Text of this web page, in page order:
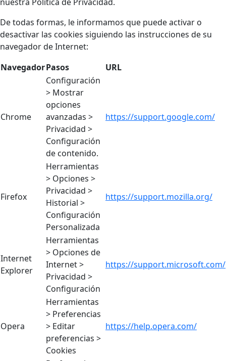
De todas formas, le informamos que puede activar o
desactivar las cookies siguiendo las instrucciones de su
navegador de Internet:
NavegadorPasos URL
Chrome
Configuración
> Mostrar
opciones
avanzadas >
Privacidad >
Configuración
de contenido.
https://support.google.com/
Firefox
Herramientas
> Opciones >
Privacidad >
Historial >
Configuración
Personalizada
https://support.mozilla.org/
Internet
Explorer
Herramientas
> Opciones de
Internet >
Privacidad >
Configuración
https://support.microsoft.com/
Opera
Herramientas
> Preferencias
> Editar
preferencias >
Cookies
https://help.opera.com/